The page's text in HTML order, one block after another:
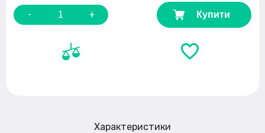
- + Купити
Характеристики